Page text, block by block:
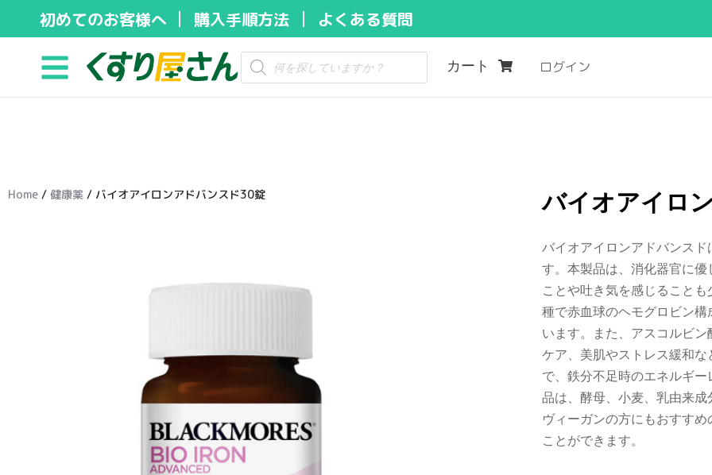
キ
初めてのお客様へ 購入手順方法 よくある質問
カート ログイン
Home / 健康薬 / バイオアイロンアドバンスド30錠 バイオアイロ
バイオアイロンアドバンスド
す。本製品は、消化器官に
ことや吐き気を感じること
種で赤血球のヘモグロビン
います。また、アスコルビ
ケア、美肌やストレス緩和
で、鉄分不足時のエネルギ
品は、酵母、小麦、乳由来
ヴィーガンの方にもおすす
ことができます。